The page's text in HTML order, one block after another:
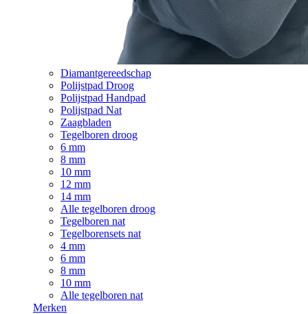
Diamantgereedschap
Polijstpad Droog
Polijstpad Handpad
Polijstpad Nat
Zaagbladen
Tegelboren droog
6 mm
8 mm
10 mm
12 mm
14 mm
Alle tegelboren droog
Tegelboren nat
Tegelborensets nat
4 mm
6 mm
8 mm
10 mm
Alle tegelboren nat
Merken